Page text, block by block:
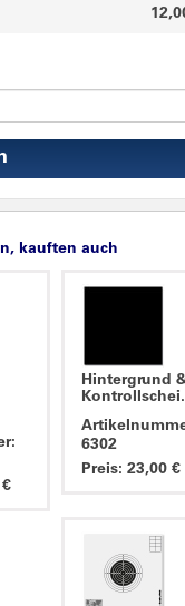
kauften auch
€
Hintergrund
6302
Preis: 23,00 €